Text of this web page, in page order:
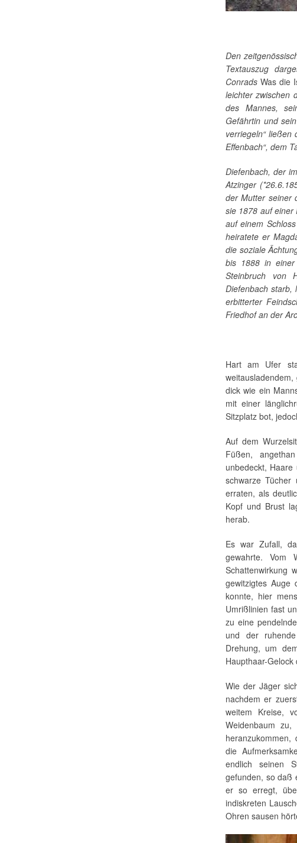
Den
Textauszug
ConradsWas die
leichter zwischen
des Mannes,
Gefährtin und
verriegeln“ ließen
Effenbach“, dem
Diefenbach, der
Atzinger
der Mutter seiner
sie 1878 auf einer
auf einem
heiratete er
die soziale
bis 1888 in einer
Steinbruch von
Diefenbach starb,
erbitterter
Friedhof an der
Hart am Ufer
dick wie ein
mit einer
Sitzplatz bot,
Auf dem
Füßen,
unbedeckt,
schwarze
erraten, als
Kopf und Brust
herab.
Es war Zufall,
gewahrte. Vom
Schattenwirkung
gewitzigtes Auge
konnte, hier
Umrißlinien fast
zu eine
und der
Drehung, um
Haupthaar-
Wie der Jäger
nachdem er
weitem Kreise,
Weidenbaum
die
endlich seinen
gefunden, so daß
er so erregt,
indiskreten
Ohren sausen